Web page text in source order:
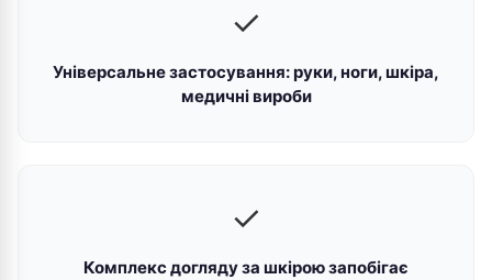
✓
Універсальне застосування: руки, ноги, шкіра,
медичні вироби
✓
Комплекс догляду за шкірою запобігає